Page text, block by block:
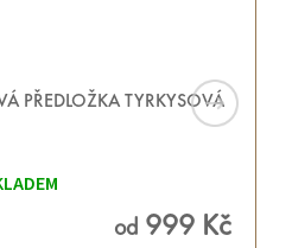
PŘEDLOŽKA TYRKYSOVÁ
od 999 Kč